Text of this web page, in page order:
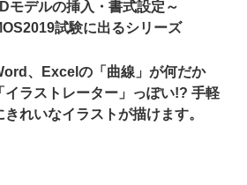
モデルの挿入・書式設定～
試験に出るシリーズ
、Excelの「曲線」が何だか
イラストレーター」っぽい!? 手軽
きれいなイラストが描けます。